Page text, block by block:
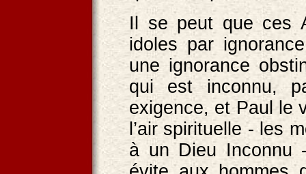
Il se peut que ces
idoles par
une ignorance
qui est inconnu,
exigence, et Paul le
l’air spirituelle - les
à un Dieu Inconnu